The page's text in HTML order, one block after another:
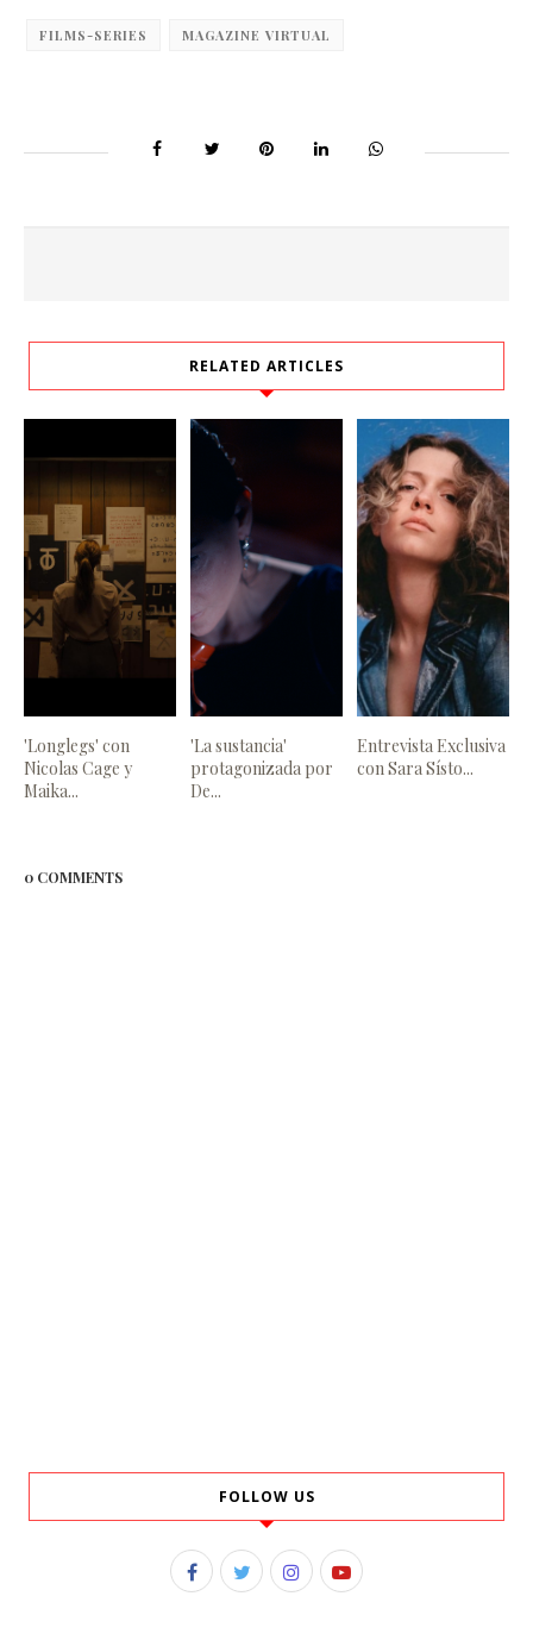
FILMS-SERIES MAGAZINE VIRTUAL
RELATED ARTICLES
'Longlegs' con
Nicolas Cage y
Maika...
'La sustancia'
protagonizada por
De...
Entrevista Exclusiva
con Sara Sísto...
0 COMMENTS
FOLLOW US